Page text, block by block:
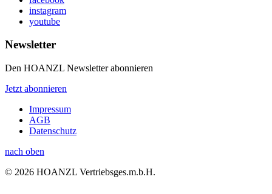
instagram
youtube
Newsletter
Den HOANZL Newsletter abonnieren
Jetzt abonnieren
Impressum
AGB
Datenschutz
nach oben
© 2026 HOANZL Vertriebsges.m.b.H.